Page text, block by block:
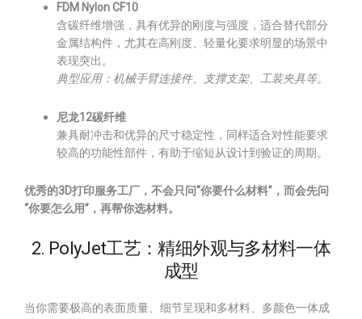
FDM Nylon CF10
含碳纤维增强，具有优异的刚度与强度，适合替代部分
金属结构件，尤其在高刚度、轻量化要求明显的场景中
表现突出。
典型应用：机械手臂连接件、支撑支架、工装夹具等。
尼龙12碳纤维
兼具耐冲击和优异的尺寸稳定性，同样适合对性能要求
较高的功能性部件，有助于缩短从设计到验证的周期。
优秀的3D打印服务工厂，不会只问“你要什么材料”，而会先问
“你要怎么用”，再帮你选材料。
2. PolyJet工艺：精细外观与多材料一体
成型
当你需要极高的表面质量、细节呈现和多材料、多颜色一体成